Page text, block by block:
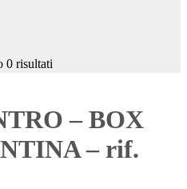
0 risultati
– BOX
– rif.